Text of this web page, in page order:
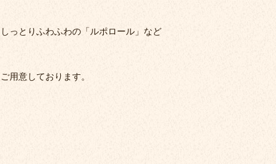
っとりふわふわの「ルポロール」など
用意しております。